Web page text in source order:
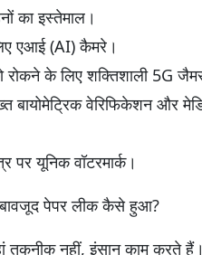
का इस्तेमाल।
एआई (AI) कैमरे।
के लिए शक्तिशाली 5G
बायोमेट्रिक वेरिफिकेशन और
पर यूनिक वॉटरमार्क।
पेपर लीक कैसे हुआ?
नहीं, इंसान काम करते हैं।